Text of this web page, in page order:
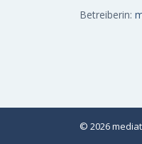
Betreiberin:
© 2026